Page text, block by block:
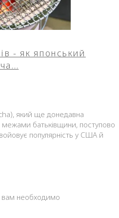
- як японський
який ще донедавна
батьківщини, поступово
популярність у США й
вам необходимо